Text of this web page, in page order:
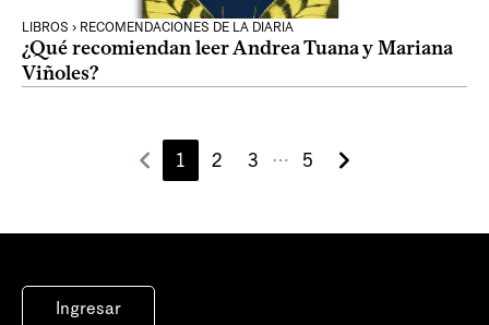
LIBROS › RECOMENDACIONES DE LA DIARIA
¿Qué recomiendan leer Andrea Tuana y Mariana
Viñoles?
1 2 3 ⋯ 5
Ingresar